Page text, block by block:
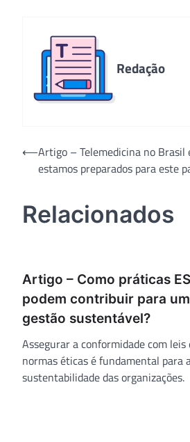
Redação
Navegação
⟵Artigo – Telemedicina no Brasil
estamos preparados para este
Relacionados
Artigo – Como práticas
podem contribuir para
gestão sustentável?
Assegurar a conformidade com leis
normas éticas é fundamental para
sustentabilidade das organizações.